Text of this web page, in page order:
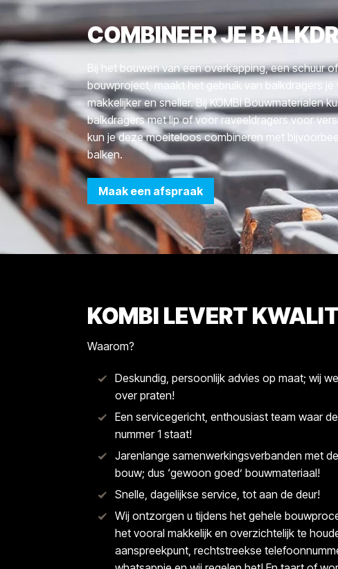
COMBINEER JE
Bij het bouwen van een overkapping, een schuur
bouwproject, maakt het gebruik van balkdragers je
makkelijker en sneller. Bij KOMBI Bouwmaterialen
balkdragers met lip of voor raveeldragers voor
kun je deze moeiteloos combineren met
balken.
Maak een afspraak
KOMBI LEVERT
Waarom?
Deskundig, persoonlijk advies op maat; wij
over praten!
Een servicegericht, enthousiast team waar
nummer 1 staat!
Jarenlange samenwerkingsverbanden met
bouw; dus ‘gewoon goed’ bouwmateriaal!
Snelle, dagelijkse service, tot aan de deur!
Wij ontzorgen u tijdens het gehele
het vooral makkelijk en overzichtelijk te
aanspreekpunt, rechtstreekse